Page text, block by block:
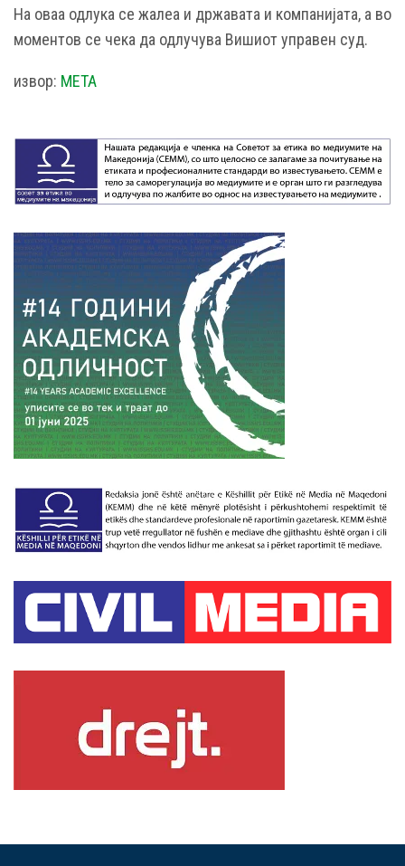
На оваа одлука се жалеа и државата и компанијата, а во
моментов се чека да одлучува Вишиот управен суд.
извор: МЕТА